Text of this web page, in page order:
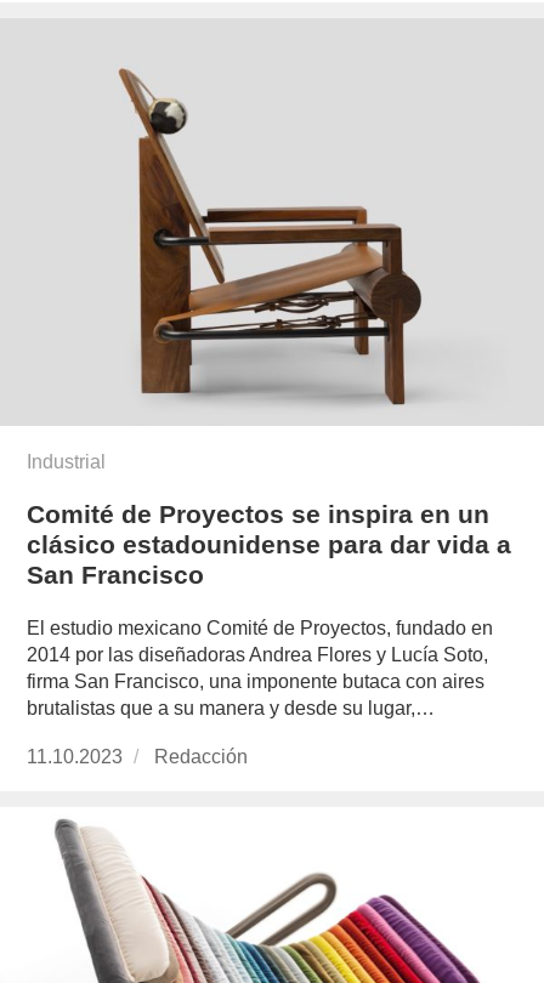
Industrial
Comité de Proyectos se inspira en un
clásico estadounidense para dar vida a
San Francisco
El estudio mexicano Comité de Proyectos, fundado en
2014 por las diseñadoras Andrea Flores y Lucía Soto,
firma San Francisco, una imponente butaca con aires
brutalistas que a su manera y desde su lugar,…
Publicado
11.10.2023 https://www.experimenta.es/author/redaccion/
Redacción